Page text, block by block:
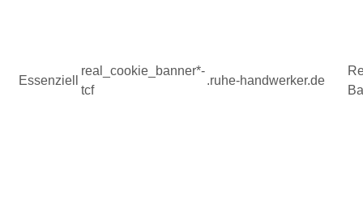
Essenziell
real_cookie_banner*-
tcf
.ruhe-handwerker.de